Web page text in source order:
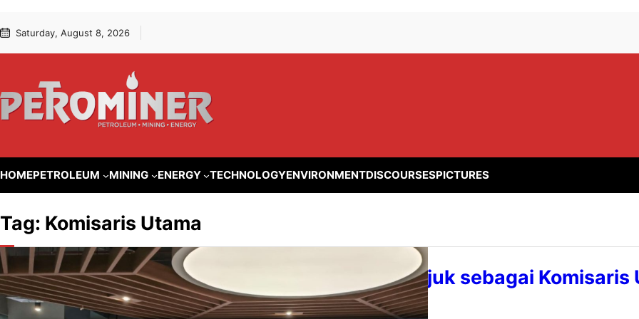
ke
to Saturday, August 8, 2026
HOMEPETROLEUM MINING ENERGY TECHNOLOGYENVIRONMENTDISCOURSESPICTURES
Tag: Komisaris Utama
Gigih Udi Atmo, Ditunjuk sebagai Komisaris
PGE